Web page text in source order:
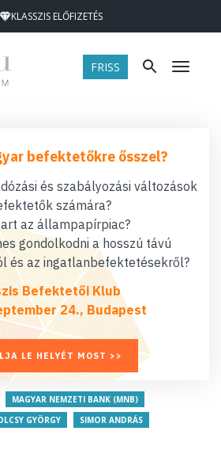
KLASSZIS ELŐFIZETÉS
FRISS Menü
befektetőkre ősszel?
és szabályozási változások
számára?
az állampapírpiac?
gondolkodni a hosszú távú
és az ingatlanbefektetésekről?
Befektetői Klub
24., Budapest
LE HELYÉT MOST >>
MAGYAR NEMZETI BANK (MNB)
GYÖRGY SIMOR ANDRÁS